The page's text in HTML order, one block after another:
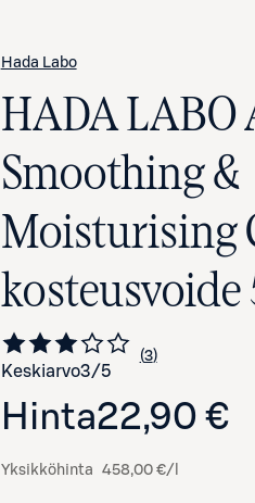
Hada Labo
HADA LABO
Smoothing &
Moisturising
Keskiarvo3/5 Siirry arvioihin
3
kappaletta
Hinta22,90 €
Yksikköhinta 458,00 €/l